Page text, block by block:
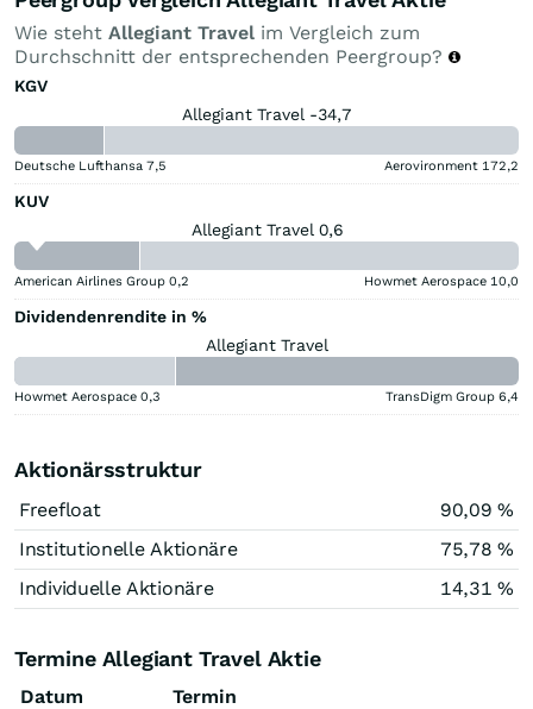
Wie steht Allegiant Travel im Vergleich zum
Durchschnitt der entsprechenden Peergroup?
KGV
Allegiant Travel -34,7
Deutsche Lufthansa 7,5 Aerovironment 172,2
KUV
Allegiant Travel 0,6
American Airlines Group 0,2 Howmet Aerospace 10,0
Dividendenrendite in %
Allegiant Travel
Howmet Aerospace 0,3 TransDigm Group 6,4
Aktionärsstruktur
Freefloat
90,09 %
Institutionelle Aktionäre
75,78 %
Individuelle Aktionäre
14,31 %
Termine Allegiant Travel Aktie
Datum
Termin